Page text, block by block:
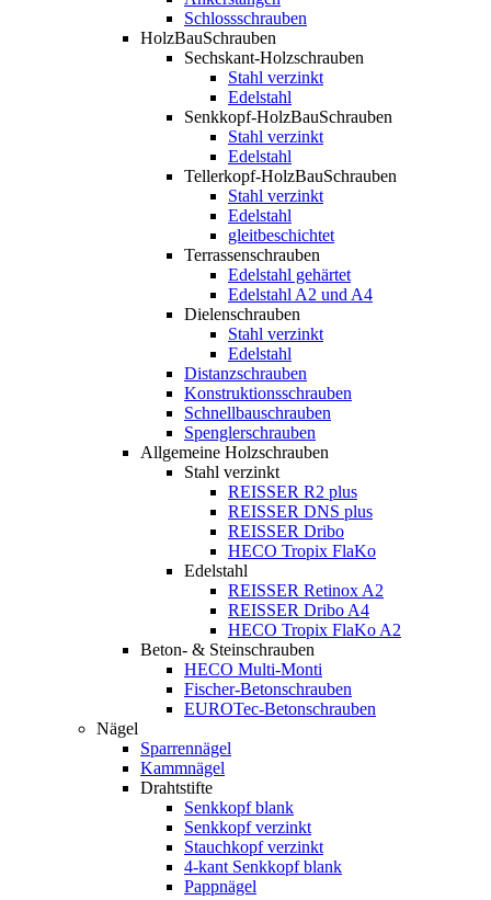
Schlossschrauben
HolzBauSchrauben
Sechskant-Holzschrauben
Stahl verzinkt
Edelstahl
Senkkopf-HolzBauSchrauben
Stahl verzinkt
Edelstahl
Tellerkopf-HolzBauSchrauben
Stahl verzinkt
Edelstahl
gleitbeschichtet
Terrassenschrauben
Edelstahl gehärtet
Edelstahl A2 und A4
Dielenschrauben
Stahl verzinkt
Edelstahl
Distanzschrauben
Konstruktionsschrauben
Schnellbauschrauben
Spenglerschrauben
Allgemeine Holzschrauben
Stahl verzinkt
REISSER R2 plus
REISSER DNS plus
REISSER Dribo
HECO Tropix FlaKo
Edelstahl
REISSER Retinox A2
REISSER Dribo A4
HECO Tropix FlaKo A2
Beton- & Steinschrauben
HECO Multi-Monti
Fischer-Betonschrauben
EUROTec-Betonschrauben
Nägel
Sparrennägel
Kammnägel
Drahtstifte
Senkkopf blank
Senkkopf verzinkt
Stauchkopf verzinkt
4-kant Senkkopf blank
Pappnägel